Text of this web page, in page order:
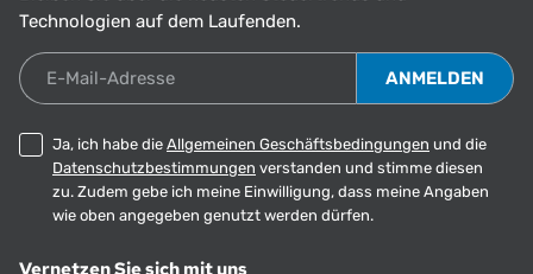
Technologien auf dem Laufenden.
E-Mail-Adresse
Ja, ich habe die Allgemeinen Geschäftsbedingungen und die
Datenschutzbestimmungen verstanden und stimme diesen
zu. Zudem gebe ich meine Einwilligung, dass meine Angaben
wie oben angegeben genutzt werden dürfen.